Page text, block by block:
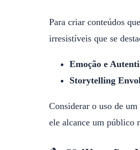
Para criar conteúdos
irresistíveis que se
Emoção e
Storytelling
Considerar o uso de
ele alcance um público